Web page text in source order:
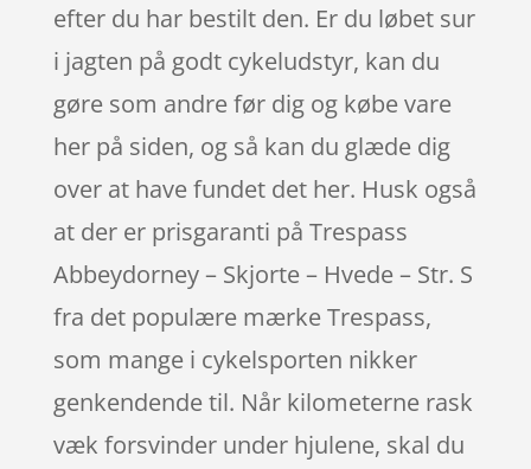
efter du har bestilt den. Er du løbet sur
i jagten på godt cykeludstyr, kan du
gøre som andre før dig og købe vare
her på siden, og så kan du glæde dig
over at have fundet det her. Husk også
at der er prisgaranti på Trespass
Abbeydorney – Skjorte – Hvede – Str. S
fra det populære mærke Trespass,
som mange i cykelsporten nikker
genkendende til. Når kilometerne rask
væk forsvinder under hjulene, skal du